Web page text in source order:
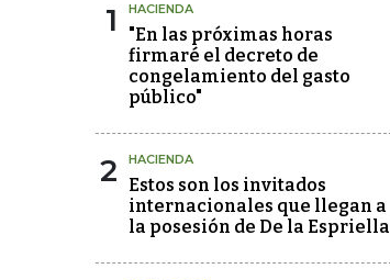
1 HACIENDA
"En las próximas horas
firmaré el decreto de
congelamiento del gasto
público"
2 HACIENDA
Estos son los invitados
internacionales que llegan a
la posesión de De la Espriella